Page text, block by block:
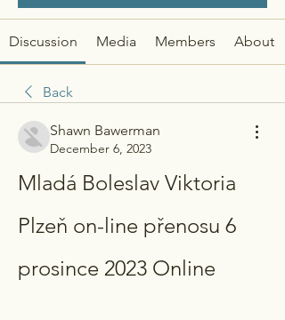
Discussion Media Members About
Back
Shawn Bawerman
December 6, 2023
Mladá Boleslav Viktoria
Plzeň on-line přenosu 6
prosince 2023 Online